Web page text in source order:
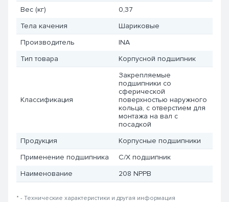
Вес (кг)
0,37
Тела качения
Шариковые
Производитель
INA
Тип товара
Корпусной подшипник
Классификация
Закрепляемые
подшипники со
сферической
поверхностью наружного
кольца, с отверстием для
монтажа на вал с
посадкой
Продукция
Корпусные подшипники
Применение подшипника
С/Х подшипник
Наименование
208 NPPB
* - Технические характеристики и другая информация